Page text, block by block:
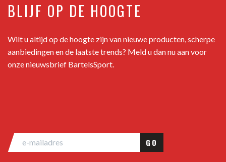
BLIJF OP DE HOOGTE
Wilt u altijd op de hoogte zijn van nieuwe producten, scherpe
aanbiedingen en de laatste trends? Meld u dan nu aan voor
onze nieuwsbrief BartelsSport.
GO